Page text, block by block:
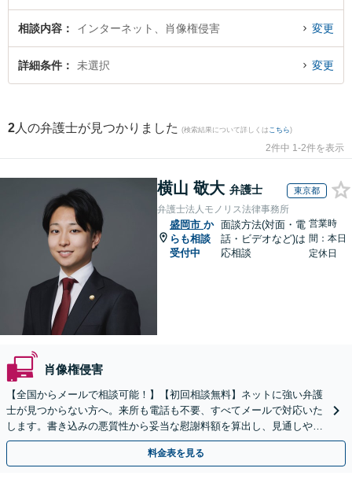
実績豊富な近くの弁護士を検索したい』『初回相談無料で肖像権侵害を法律相
談できる盛岡市内の弁護士に相談予約したい』などでお困りの相談者さんにお
すすめです。
相談内容 インターネット、肖像権侵害 変更
詳細条件 未選択 変更
2 人の弁護士が見つかりました (検索結果について詳しくは こちら)
2件中 1-2件を表示
横山 敬大 弁護士 東京都
弁護士法人モノリス法律事務所
盛岡市 か
らも相談
受付中
面談方法(対面・電
話・ビデオなど)は
応相談
営業時
間：本日
定休日
肖像権侵害
【全国からメールで相談可能！】【初回相談無料】ネットに強い弁護
士が見つからない方へ。来所も電話も不要、すべてメールで対応いた
します。書き込みの悪質性から妥当な慰謝料額を算出し、見通しや費
用面のリスクも包み隠さずお伝えしサポートします。
料金表を見る